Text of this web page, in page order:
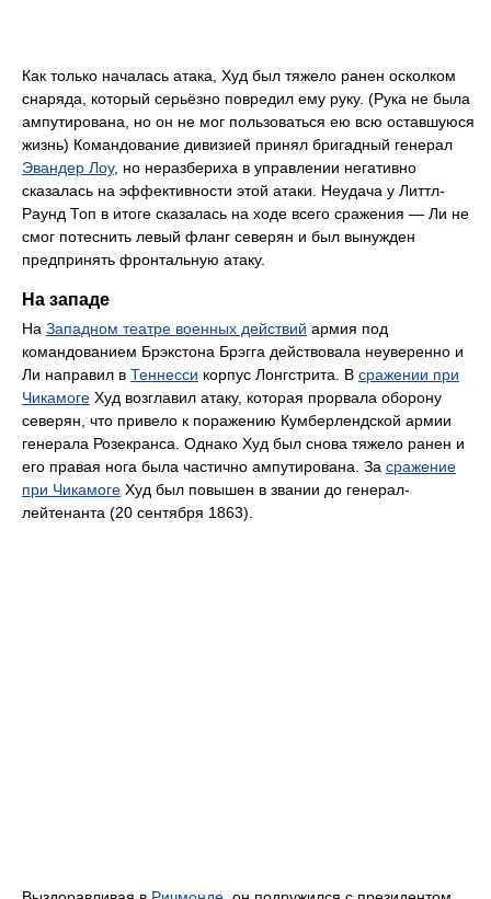
Как только началась атака, Худ был тяжело ранен осколком
снаряда, который серьёзно повредил ему руку. (Рука не была
ампутирована, но он не мог пользоваться ею всю оставшуюся
жизнь) Командование дивизией принял бригадный генерал
Эвандер Лоу, но неразбериха в управлении негативно
сказалась на эффективности этой атаки. Неудача у Литтл-
Раунд Топ в итоге сказалась на ходе всего сражения — Ли не
смог потеснить левый фланг северян и был вынужден
предпринять фронтальную атаку.
На западе
На Западном театре военных действий армия под
командованием Брэкстона Брэгга действовала неуверенно и
Ли направил в Теннесси корпус Лонгстрита. В сражении при
Чикамоге Худ возглавил атаку, которая прорвала оборону
северян, что привело к поражению Кумберлендской армии
генерала Розекранса. Однако Худ был снова тяжело ранен и
его правая нога была частично ампутирована. За сражение
при Чикамоге Худ был повышен в звании до генерал-
лейтенанта (20 сентября 1863).